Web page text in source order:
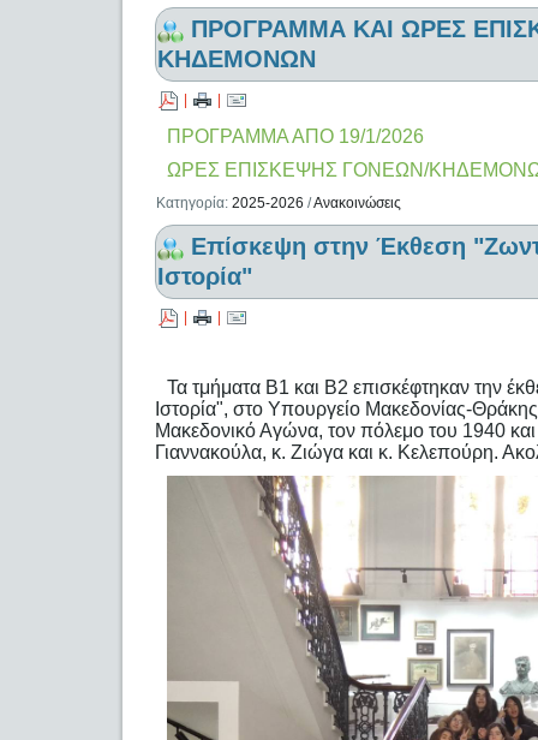
ΠΡΟΓΡΑΜΜΑ ΚΑΙ ΩΡΕΣ
ΚΗΔΕΜΟΝΩΝ
ΠΡΟΓΡΑΜΜΑ ΑΠΟ 19/1/2026
ΩΡΕΣ ΕΠΙΣΚΕΨΗΣ ΓΟΝΕΩΝ/
Κατηγορία:2025-2026 /Ανακοινώσεις
Επίσκεψη στην Έκθεση
Ιστορία"
| |
Τα τμήματα Β1 και Β2 επισκέφτηκαν την
Ιστορία", στο Υπουργείο Μακεδονίας-
Μακεδονικό Αγώνα, τον πόλεμο του 1940
Γιαννακούλα, κ. Ζιώγα και κ. Κελεπούρη.